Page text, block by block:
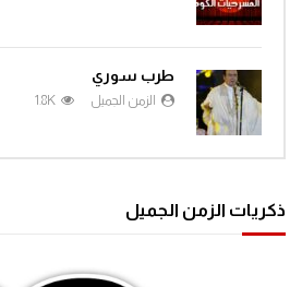
طرب سوري
الزمن الجميل 1.8K
ذكريات الزمن الجميل